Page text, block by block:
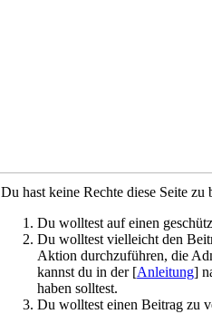
Du hast keine Rechte diese Seite
Du wolltest auf einen
Du wolltest vielleicht den
Aktion durchzuführen, die
kannst du in der [Anleitung]
haben solltest.
Du wolltest einen Beitrag zu